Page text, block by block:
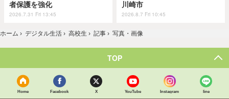
者保護を強化
2026.7.31 Fri 13:45
川崎市
2026.8.7 Fri 10:45
ホーム › デジタル生活 › 高校生 › 記事 › 写真・画像
TOP
Home Facebook X YouTube Instagram line